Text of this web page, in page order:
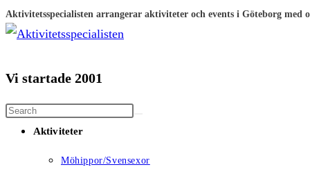
Hoppa
till
Aktivitetsspecialisten arrangerar aktiviteter och events i Göteborg med
Vi startade 2001
Aktiviteter
Möhippor/Svensexor